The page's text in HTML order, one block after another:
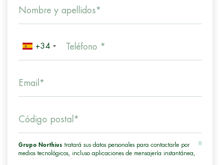
Nombre y apellidos*
+34 Teléfono *
Email*
Código postal*
Grupo Northius tratará sus datos personales para contactarle por
medios tecnológicos, incluso aplicaciones de mensajería instantánea,